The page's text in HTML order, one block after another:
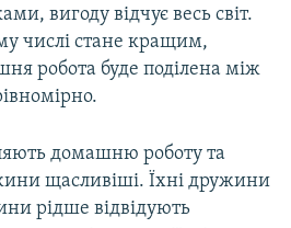
вигоду відчує весь світ.
числі стане кращим,
робота буде поділена між
домашню роботу та
щасливіші. Їхні дружини
рідше відвідують